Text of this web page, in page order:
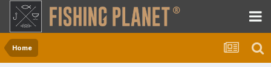
Home